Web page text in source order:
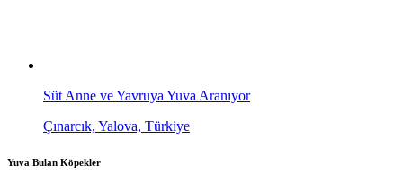
Süt Anne ve Yavruya Yuva Aranıyor
Çınarcık, Yalova, Türkiye
Yuva Bulan Köpekler